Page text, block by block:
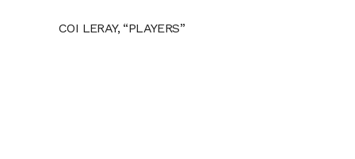
COI LERAY, “PLAYERS”